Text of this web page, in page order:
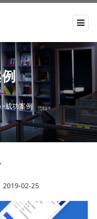
成功案例
2019-02-25